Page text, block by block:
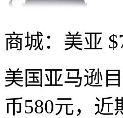
商城：美亚
美国亚马逊
币580元，